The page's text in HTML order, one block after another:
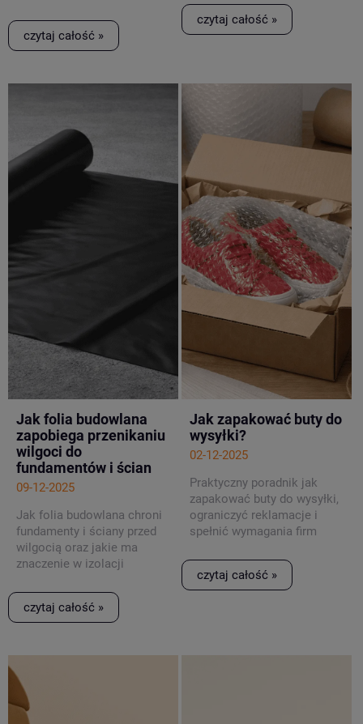
czytaj całość »
czytaj całość »
Jak folia budowlana
zapobiega przenikaniu
wilgoci do
fundamentów i ścian
09-12-2025
Jak folia budowlana chroni
fundamenty i ściany przed
wilgocią oraz jakie ma
znaczenie w izolacji
czytaj całość »
Jak zapakować buty do
wysyłki?
02-12-2025
Praktyczny poradnik jak
zapakować buty do wysyłki,
ograniczyć reklamacje i
spełnić wymagania firm
czytaj całość »